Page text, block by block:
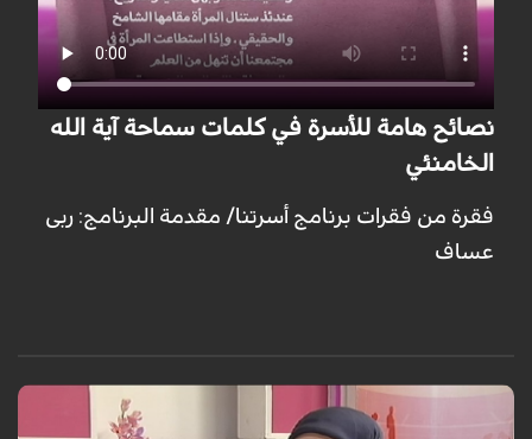
نصائح هامة للأسرة في كلمات سماحة آية الله
الخامنئي
فقرة من فقرات برنامج أسرتنا/ مقدمة البرنامج: ربى
عساف